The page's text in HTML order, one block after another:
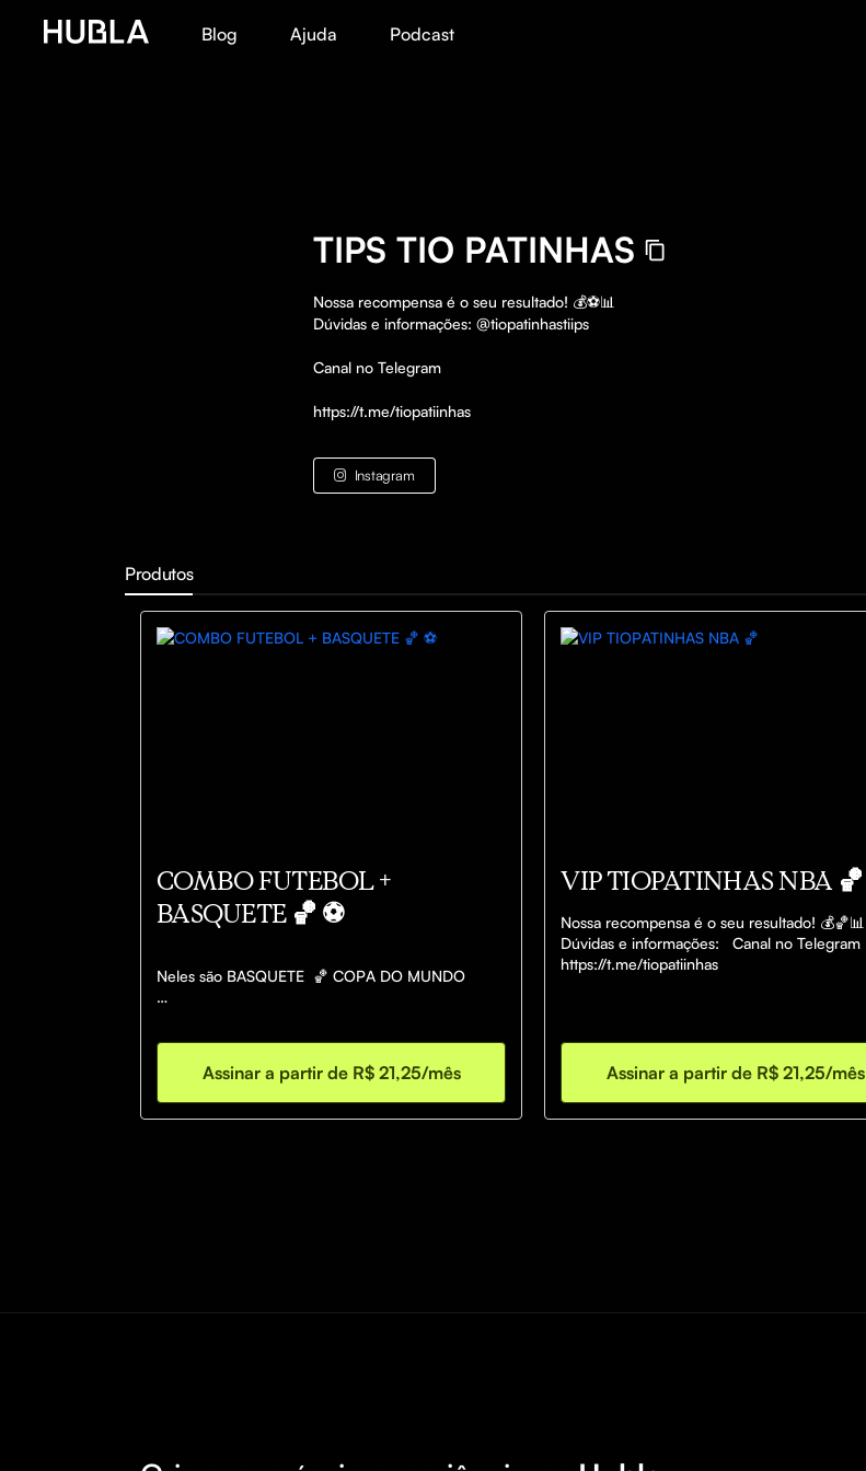
Blog Ajuda Podcast
TIPS TIO PATINHAS
Nossa recompensa é o seu resultado! 💰⚽️📊
Dúvidas e informações: @tiopatinhastiips
Canal no Telegram
https://t.me/tiopatiinhas
Instagram
Produtos
COMBO FUTEBOL +
BASQUETE 🏀 ⚽️
Neles são BASQUETE  🏀 COPA DO MUNDO
Assinar a partir de R$ 21,25/mês
VIP TIOPATINHAS NBA 🏀
Nossa recompensa é o seu resultado! 💰🏀📊
Dúvidas e informações:   Canal no Telegram
https://t.me/tiopatiinhas
Assinar a partir de R$ 21,25/mês